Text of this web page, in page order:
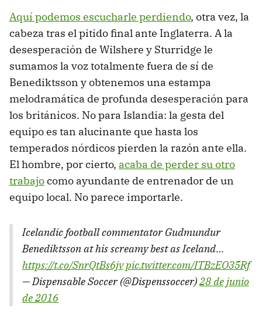
Aquí podemos escucharle perdiendo, otra vez, la
cabeza tras el pitido final ante Inglaterra. A la
desesperación de Wilshere y Sturridge le
sumamos la voz totalmente fuera de sí de
Benediktsson y obtenemos una estampa
melodramática de profunda desesperación para
los británicos. No para Islandia: la gesta del
equipo es tan alucinante que hasta los
temperados nórdicos pierden la razón ante ella.
El hombre, por cierto, acaba de perder su otro
trabajocomo ayundante de entrenador de un
equipo local. No parece importarle.
Icelandic football commentator Gudmundur
Benediktsson at his screamy best as Iceland…
https://t.co/SnrQtBs6jvpic.twitter.com/ITBzEO35Rf
— Dispensable Soccer (@Dispenssoccer)28 de junio
de 2016